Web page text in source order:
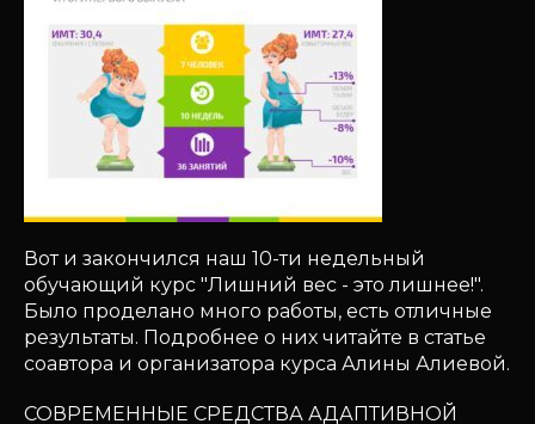
Вот и закончился наш 10-ти недельный
обучающий курс "Лишний вес - это лишнее!".
Было проделано много работы, есть отличные
результаты. Подробнее о них читайте в статье
соавтора и организатора курса Алины Алиевой.
СОВРЕМЕННЫЕ СРЕДСТВА АДАПТИВНОЙ